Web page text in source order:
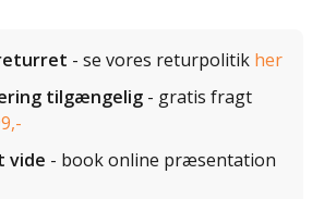
- se vores returpolitik her
tilgængelig - gratis fragt
vide - book online præsentation